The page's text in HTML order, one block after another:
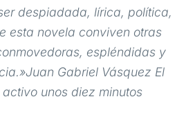
despiadada, lírica, política,
esta novela conviven otras
espléndidas y
Gabriel Vásquez El
unos diez minutos